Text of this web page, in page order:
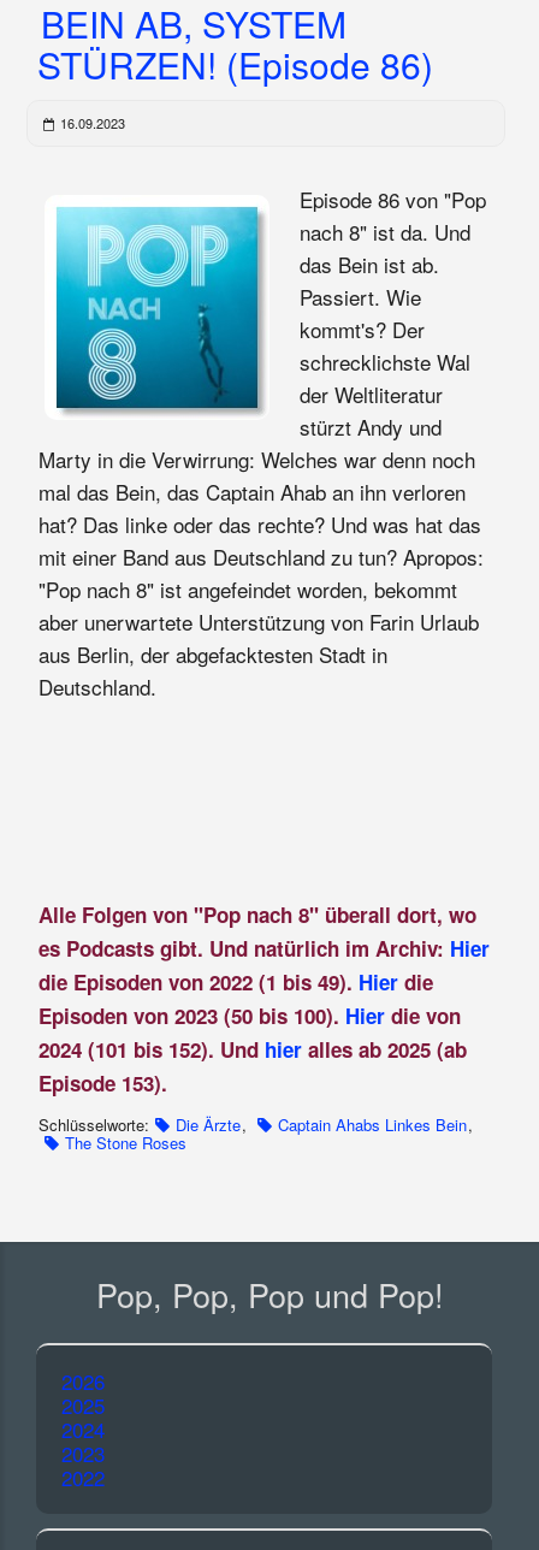
BEIN AB, SYSTEM
STÜRZEN! (Episode 86)
16.09.2023
Episode 86 von "Pop
nach 8" ist da. Und
das Bein ist ab.
Passiert. Wie
kommt's? Der
schrecklichste Wal
der Weltliteratur
stürzt Andy und
Marty in die Verwirrung: Welches war denn noch
mal das Bein, das Captain Ahab an ihn verloren
hat? Das linke oder das rechte? Und was hat das
mit einer Band aus Deutschland zu tun? Apropos:
"Pop nach 8" ist angefeindet worden, bekommt
aber unerwartete Unterstützung von Farin Urlaub
aus Berlin, der abgefacktesten Stadt in
Deutschland.
Alle Folgen von "Pop nach 8" überall dort, wo
es Podcasts gibt. Und natürlich im Archiv: Hier
die Episoden von 2022 (1 bis 49). Hierdie
Episoden von 2023 (50 bis 100). Hier die von
2024 (101 bis 152). Und hier alles ab 2025 (ab
Episode 153).
Schlüsselworte: Die Ärzte, Captain Ahabs Linkes Bein,
The Stone Roses
Pop, Pop, Pop und Pop!
2026
2025
2024
2023
2022